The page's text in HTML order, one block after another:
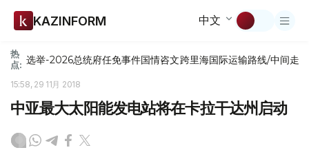
KAZINFORM 中文
热
点: 选举-2026总统府任免事件国情咨文跨里海国际运输路线/中间走廊
15:58, 29 11月 2018
中亚最大太阳能发电站将在卡拉干达州启动